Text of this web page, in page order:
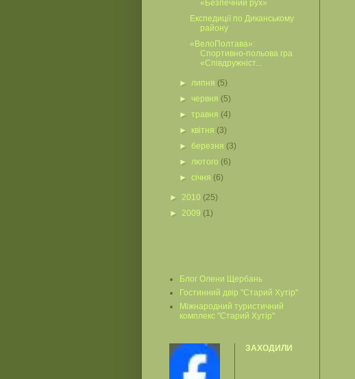
«Безпечний рух»
Експедиції по Диканському
району
«ВелоПолтава»:
Спортивно-польова гра
«Співдружніст...
►липня (5)
► червня (5)
►травня (4)
► квітня (3)
► березня (3)
►лютого (6)
►січня (6)
► 2010 (25)
► 2009 (1)
Блог Олени Щербань
Гостинний двір "Старий Хутір"
Міжнародний туристичний
комплекс "Старий Хутір"
ЗАХОДИЛИ